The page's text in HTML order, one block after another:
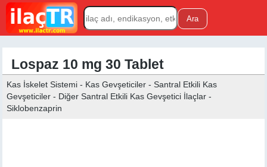
Lospaz 10 mg 30 Tablet
Kas İskelet Sistemi - Kas Gevşeticiler - Santral Etkili Kas
Gevşeticiler - Diğer Santral Etkili Kas Gevşetici İlaçlar -
Siklobenzaprin